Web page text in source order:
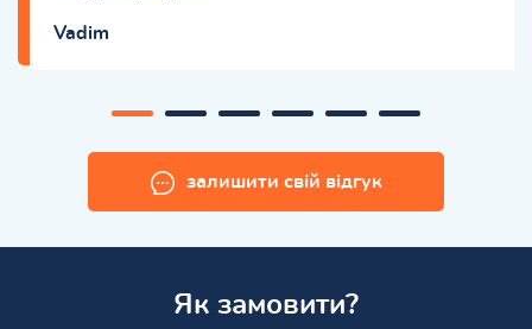
Vadim
залишити свій відгук
Як замовити?